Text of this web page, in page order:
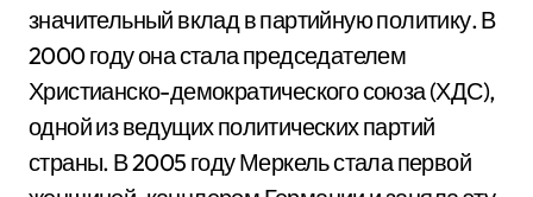
значительный вклад в партийную политику. В
2000 году она стала председателем
Христианско-демократического союза (ХДС),
одной из ведущих политических партий
страны. В 2005 году Меркель стала первой